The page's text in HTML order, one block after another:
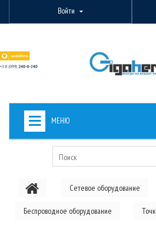
Войти
МЕНЮ
PON ОБОРУДОВАНИЕ
Сетевое оборудование
Беспроводное оборудование